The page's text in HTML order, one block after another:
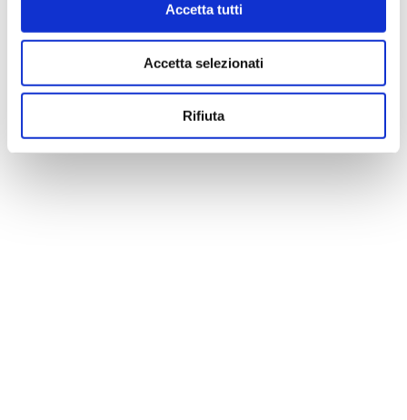
Accetta tutti
Accetta selezionati
Rifiuta